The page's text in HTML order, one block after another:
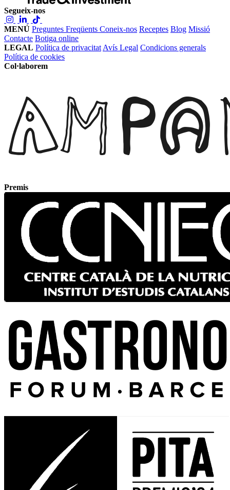
Segueix-nos
MENÚ Preguntes Freqüents Coneix-nos Receptes Blog Missió
Contacte Botiga online
LEGAL Política de privacitat Avís Legal Condicions generals
Política de cookies
Col·laborem
Premis